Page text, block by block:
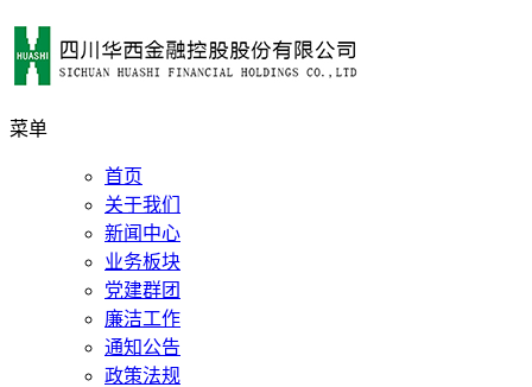
菜单
首页
关于我们
新闻中心
业务板块
党建群团
廉洁工作
通知公告
政策法规